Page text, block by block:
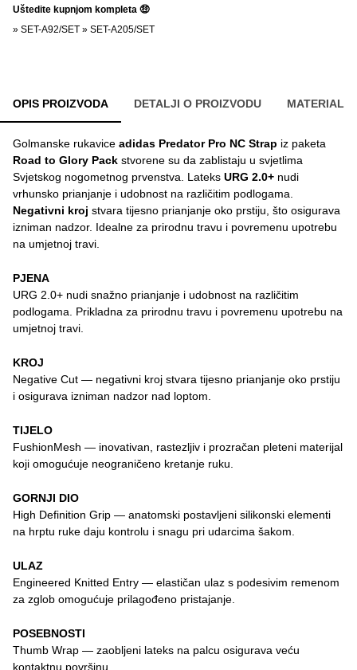
Uštedite kupnjom kompleta 🤑
» SET-A92/SET » SET-A205/SET
OPIS PROIZVODA DETALJI O PROIZVODU MATERIAL
Golmanske rukavice adidas Predator Pro NC Strap iz paketa
Road to Glory Pack stvorene su da zablistaju u svjetlima
Svjetskog nogometnog prvenstva. Lateks URG 2.0+ nudi
vrhunsko prianjanje i udobnost na različitim podlogama.
Negativni kroj stvara tijesno prianjanje oko prstiju, što osigurava
izniman nadzor. Idealne za prirodnu travu i povremenu upotrebu
na umjetnoj travi.
PJENA
URG 2.0+ nudi snažno prianjanje i udobnost na različitim
podlogama. Prikladna za prirodnu travu i povremenu upotrebu na
umjetnoj travi.
KROJ
Negative Cut — negativni kroj stvara tijesno prianjanje oko prstiju
i osigurava izniman nadzor nad loptom.
TIJELO
FushionMesh — inovativan, rastezljiv i prozračan pleteni materijal
koji omogućuje neograničeno kretanje ruku.
GORNJI DIO
High Definition Grip — anatomski postavljeni silikonski elementi
na hrptu ruke daju kontrolu i snagu pri udarcima šakom.
ULAZ
Engineered Knitted Entry — elastičan ulaz s podesivim remenom
za zglob omogućuje prilagođeno pristajanje.
POSEBNOSTI
Thumb Wrap — zaobljeni lateks na palcu osigurava veću
kontaktnu površinu.